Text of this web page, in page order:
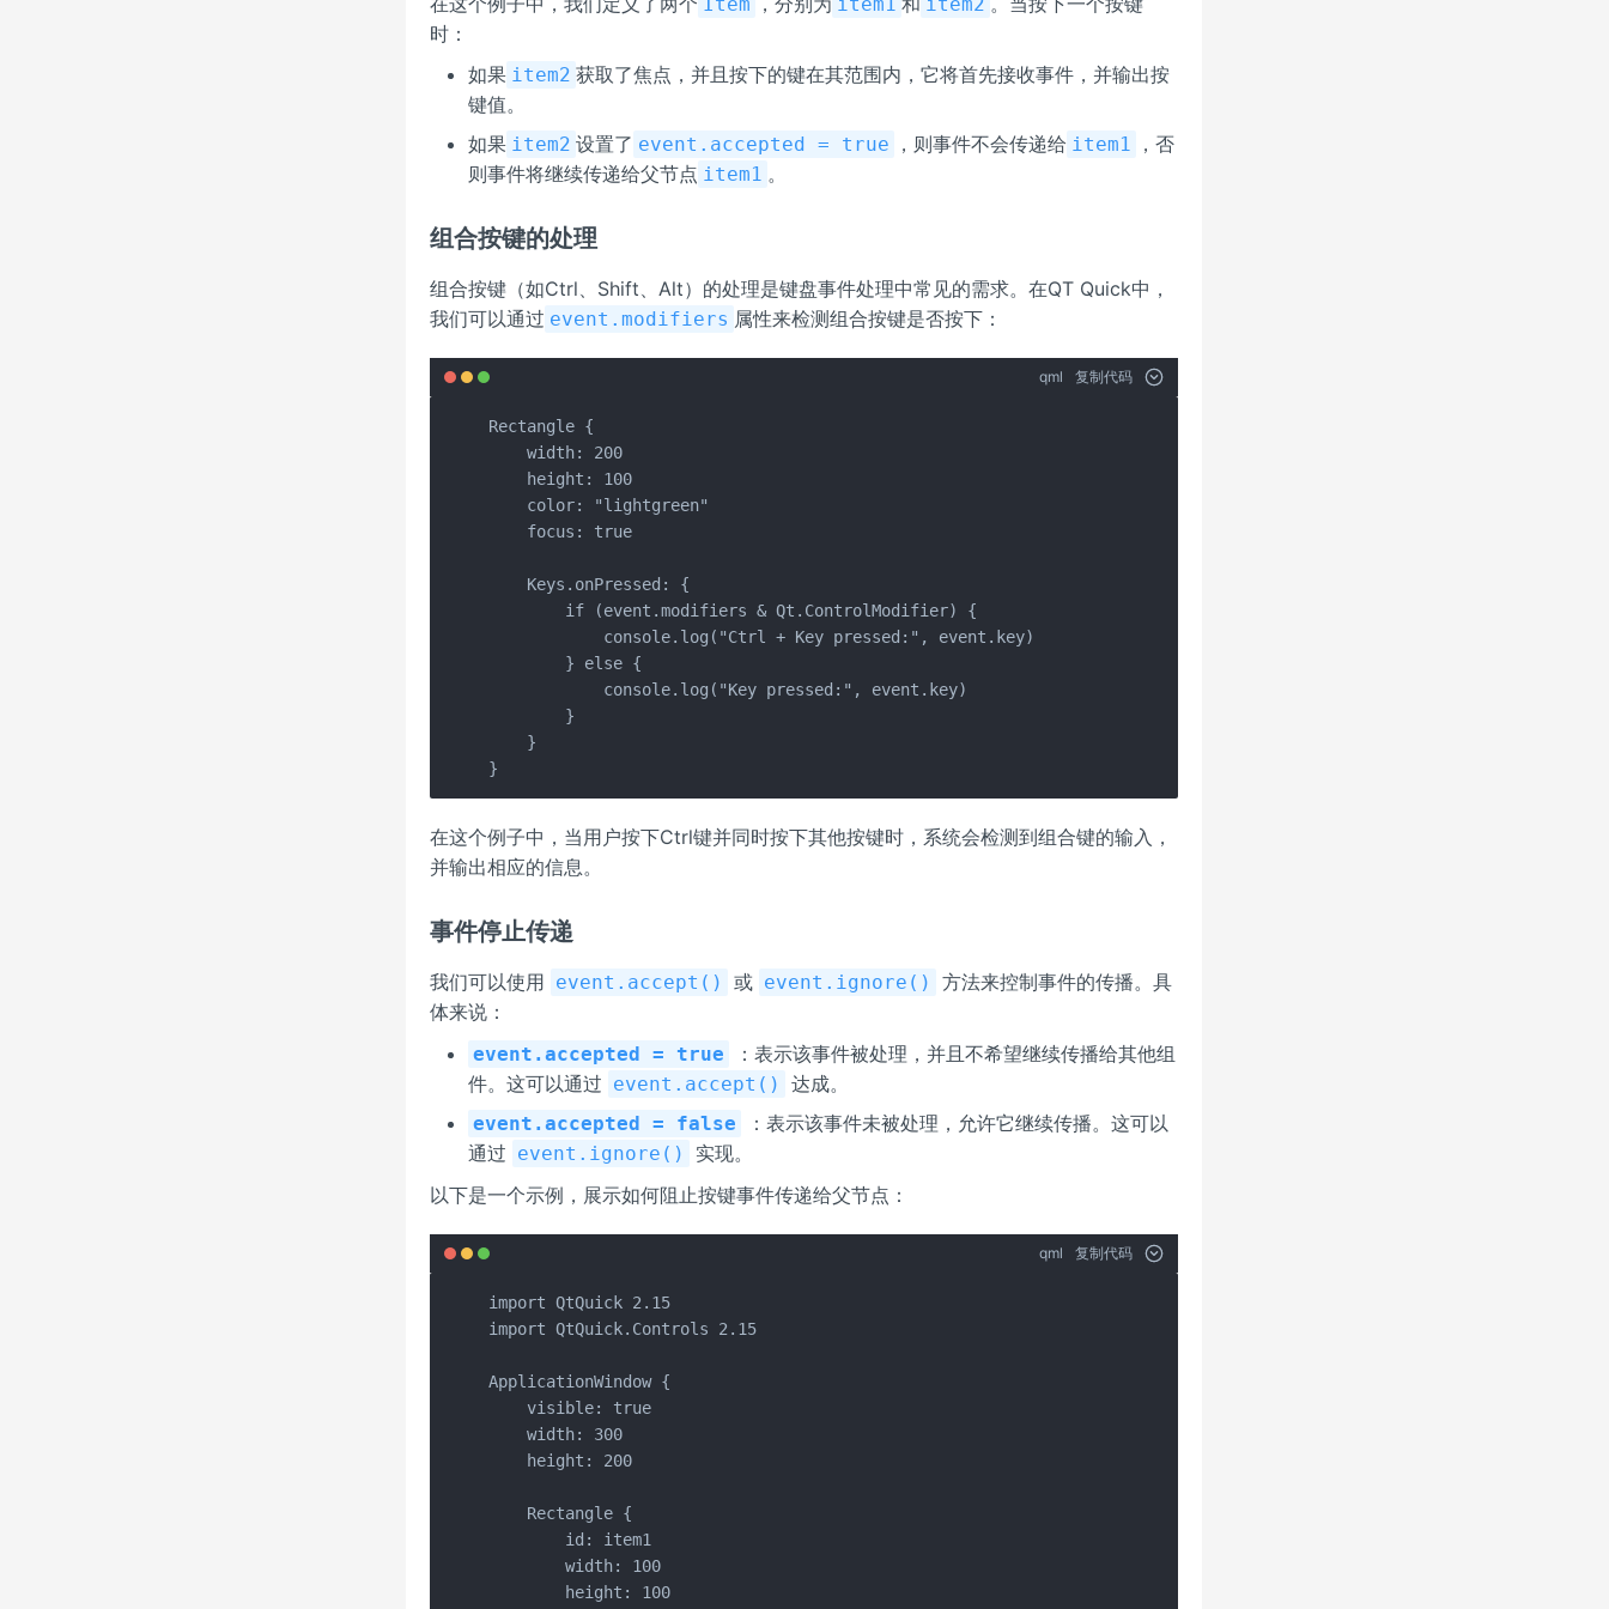
时：
如果 item2 获取了焦点，并且按下的键在其范围内，它将首先接收事件，并输出按
键值。
如果 item2 设置了 event.accepted = true ，则事件不会传递给 item1
，否
则事件将继续传递给父节点 item1 。
组合按键的处理
组合按键（如Ctrl、Shift、Alt）的处理是键盘事件处理中常见的需求。在QT Quick中，
我们可以通过 event.modifiers 属性来检测组合按键是否按下：
qml 复制代码
Rectangle {
    width: 200
    height: 100
    color: "lightgreen"
    focus: true
    Keys.onPressed: {
        if (event.modifiers & Qt.ControlModifier) {
            console.log("Ctrl + Key pressed:", event.key)
        } else {
            console.log("Key pressed:", event.key)
        }
    }
}
在这个例子中，当用户按下Ctrl键并同时按下其他按键时，系统会检测到组合键的输入，
并输出相应的信息。
事件停止传递
我们可以使用 event.accept() 或 event.ignore()
方法来控制事件的传播。具
体来说：
event.accepted = true
：表示该事件被处理，并且不希望继续传播给其他组
件。这可以通过 event.accept() 达成。
event.accepted = false
：表示该事件未被处理，允许它继续传播。这可以
通过 event.ignore()
实现。
以下是一个示例，展示如何阻止按键事件传递给父节点：
qml 复制代码
import QtQuick 2.15
import QtQuick.Controls 2.15
ApplicationWindow {
    visible: true
    width: 300
    height: 200
    Rectangle {
        id: item1
        width: 100
        height: 100